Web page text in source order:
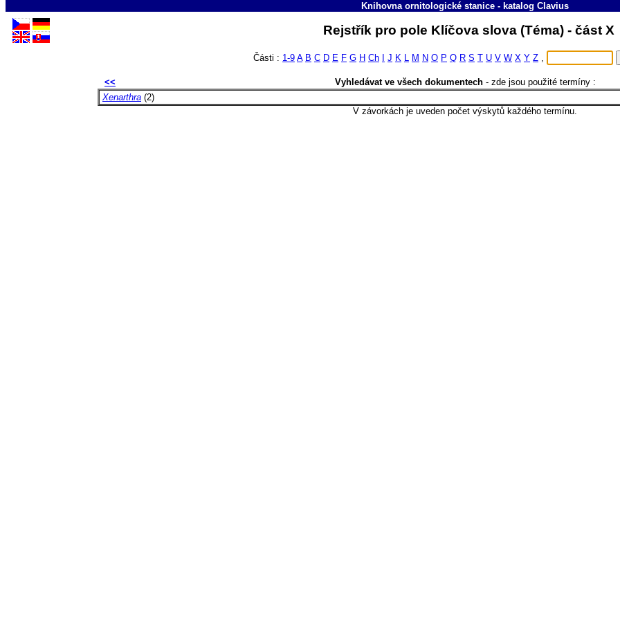
Knihovna ornitologické stanice - katalog Clavius
Rejstřík pro pole Klíčova slova (Téma) - část X
Části : 1-9 A B C D E F G H Ch J K L M N O P Q R S T U V W X Y Z ,
<< Vyhledávat ve všech dokumentech - zde jsou použité termíny :
Xenarthra (2)
V závorkách je uveden počet výskytů každého termínu.